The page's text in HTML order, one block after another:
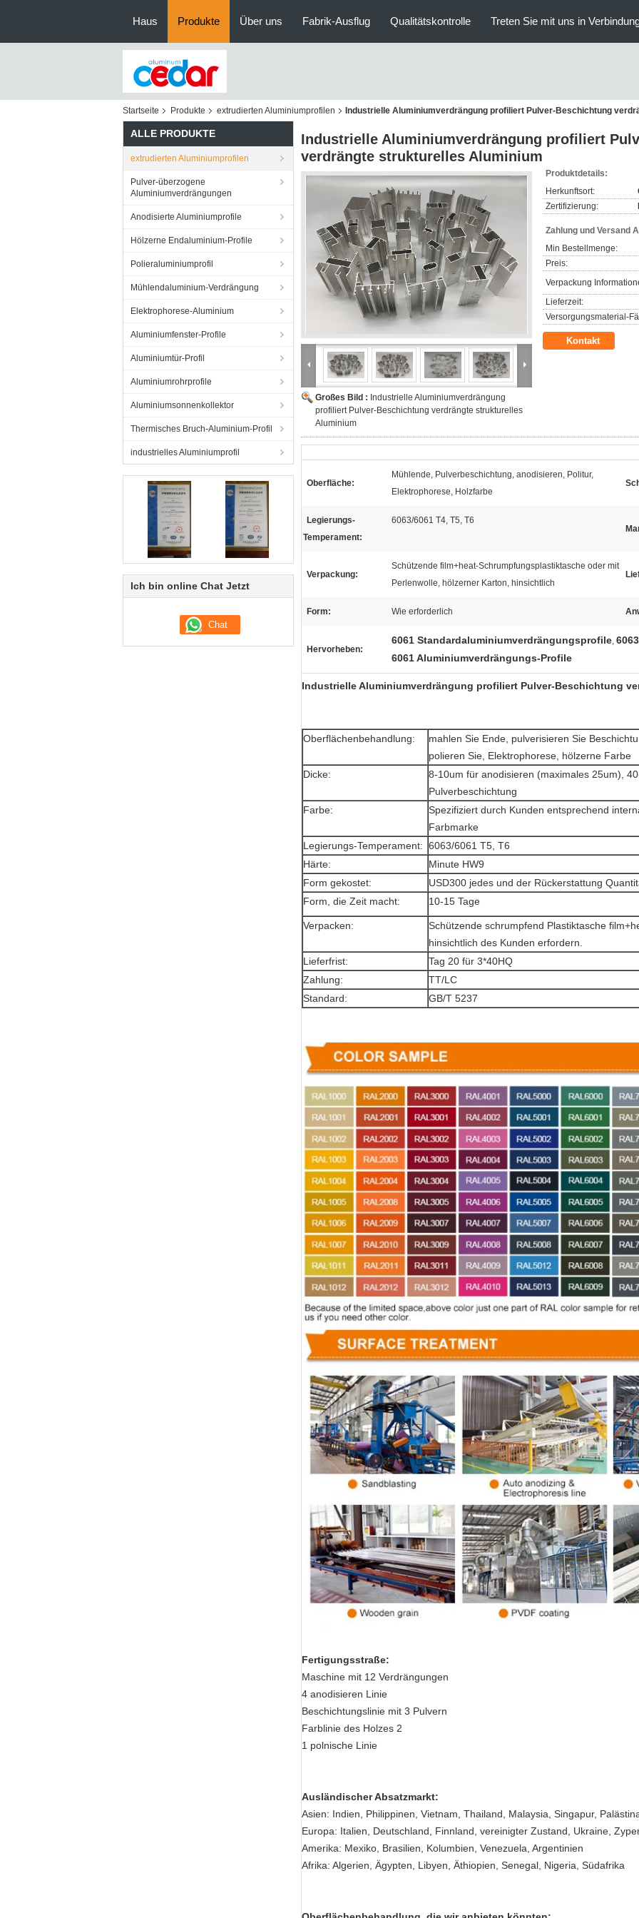
Haus Produkte Über uns Fabrik-Ausflug Qualitätskontrolle Treten Sie mit uns in
Startseite Produkte extrudierten Aluminiumprofilen Industrielle Aluminiumverdrängung profiliert Pulver-Beschichtung
ALLE PRODUKTE
extrudierten Aluminiumprofilen
Pulver-überzogene
Aluminiumverdrängungen
Anodisierte Aluminiumprofile
Hölzerne Endaluminium-Profile
Polieraluminiumprofil
Mühlendaluminium-Verdrängung
Elektrophorese-Aluminium
Aluminiumfenster-Profile
Aluminiumtür-Profil
Aluminiumrohrprofile
Aluminiumsonnenkollektor
Thermisches Bruch-Aluminium-Profil
industrielles Aluminiumprofil
Ich bin online Chat Jetzt
Industrielle Aluminiumverdrängung profiliert
verdrängte strukturelles Aluminium
Großes Bild : Industrielle Aluminiumverdrängung
profiliert Pulver-Beschichtung verdrängte strukturelles
Aluminium
Produktdetails:
Herkunftsort:
Zertifizierung:
Zahlung und Versand
Min Bestellmenge:
Preis:
Verpackung
Lieferzeit:
Versorgungsmaterial-
Kontakt
Oberfläche:
Mühlende, Pulverbeschichtung, anodisieren, Politur,
Elektrophorese, Holzfarbe
Legierungs-
Temperament:
6063/6061 T4, T5, T6
Verpackung:
Schützende film+heat-Schrumpfungsplastiktasche oder mit
Perlenwolle, hölzerner Karton, hinsichtlich
Form: Wie erforderlich
Hervorheben:
6061 Standardaluminiumverdrängungsprofile,
6061 Aluminiumverdrängungs-Profile
Industrielle Aluminiumverdrängung profiliert Pulver-Beschichtung
Oberflächenbehandlung:
mahlen Sie Ende, pulverisieren Sie
polieren Sie, Elektrophorese, hölzerne Farbe
Dicke:
8-10um für anodisieren (maximales 25um),
Pulverbeschichtung
Farbe:
Spezifiziert durch Kunden entsprechend
Farbmarke
Legierungs-Temperament: 6063/6061 T5, T6
Härte:
Minute HW9
Form gekostet:
USD300 jedes und der Rückerstattung
Form, die Zeit macht:
10-15 Tage
Verpacken:
Schützende schrumpfend Plastiktasche
hinsichtlich des Kunden erfordern.
Lieferfrist:
Tag 20 für 3*40HQ
Zahlung:
TT/LC
Standard:
GB/T 5237
Fertigungsstraße:
Maschine mit 12 Verdrängungen
4 anodisieren Linie
Beschichtungslinie mit 3 Pulvern
Farblinie des Holzes 2
1 polnische Linie
Ausländischer Absatzmarkt:
Asien: Indien, Philippinen, Vietnam, Thailand, Malaysia, Singapur,
Europa: Italien, Deutschland, Finnland, vereinigter Zustand, Ukraine,
Amerika: Mexiko, Brasilien, Kolumbien, Venezuela, Argentinien
Afrika: Algerien, Ägypten, Libyen, Äthiopien, Senegal, Nigeria, Südafrika